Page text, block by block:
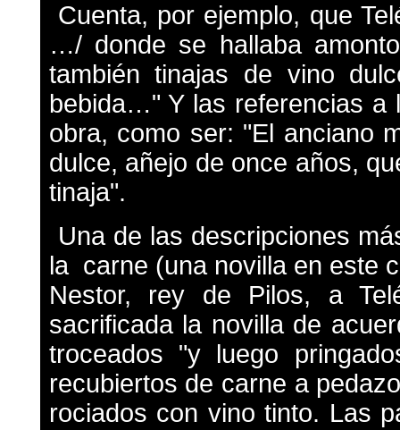
Cuenta, por ejemplo, que
…/ donde se hallaba
también tinajas de vino
bebida…" Y las referencias a
obra, como ser: "El anciano
dulce, añejo de once años,
tinaja".
Una de las descripciones
la carne (una novilla en este
Nestor, rey de Pilos, a
sacrificada la novilla de
troceados "y luego
recubiertos de carne a
rociados con vino tinto. Las